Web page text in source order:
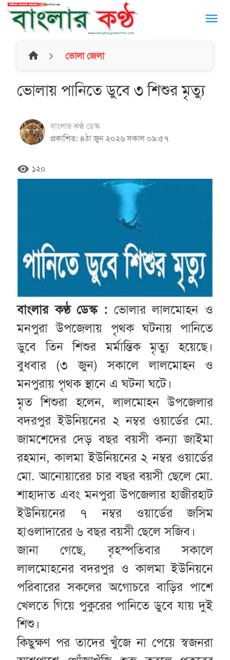
menu
home ভোলা জেলা
ভোলায় পানিতে ডুবে ৩ শিশুর মৃত্যু
বাংলার কণ্ঠ ডেস্ক
প্রকাশিত: ৪ঠা জুন ২০২৬ সকাল ০৯:৫৭
remove_red_eye ১২০
বাংলার কণ্ঠ ডেস্ক : ভোলার লালমোহন ও
মনপুরা উপজেলায় পৃথক ঘটনায় পানিতে
ডুবে তিন শিশুর মর্মান্তিক মৃত্যু হয়েছে।
বুধবার (৩ জুন) সকালে লালমোহন ও
মনপুরায় পৃথক স্থানে এ ঘটনা ঘটে।
মৃত শিশুরা হলেন, লালমোহন উপজেলার
বদরপুর ইউনিয়নের ২ নম্বর ওয়ার্ডের মো.
জামশেদের দেড় বছর বয়সী কন্যা জাইমা
রহমান, কালমা ইউনিয়নের ২ নম্বর ওয়ার্ডের
মো. আনোয়ারের চার বছর বয়সী ছেলে মো.
শাহাদাত এবং মনপুরা উপজেলার হাজীরহাট
ইউনিয়নের ৭ নম্বর ওয়ার্ডের জসিম
হাওলাদারের ৬ বছর বয়সী ছেলে সজিব।
জানা গেছে, বৃহস্পতিবার সকালে
লালমোহনের বদরপুর ও কালমা ইউনিয়নে
পরিবারের সকলের অগোচরে বাড়ির পাশে
খেলতে গিয়ে পুকুরের পানিতে ডুবে যায় দুই
শিশু।
কিছুক্ষণ পর তাদের খুঁজে না পেয়ে স্বজনরা